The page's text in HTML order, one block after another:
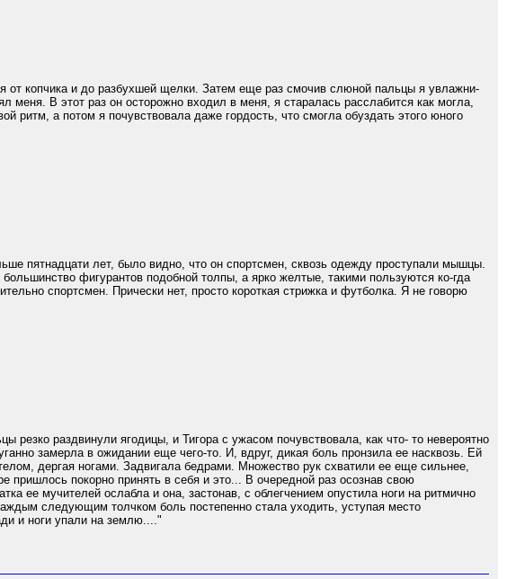
копчика и до разбухшей щелки. Затем еще раз смочив слюной пальцы я увлажни-
меня. В этот раз он осторожно входил в меня, я старалась расслабится как могла,
ритм, а потом я почувствовала даже гордость, что смогла обуздать этого юного
пятнадцати лет, было видно, что он спортсмен, сквозь одежду проступали мышцы.
фигурантов подобной толпы, а ярко желтые, такими пользуются ко-гда
спортсмен. Прически нет, просто короткая стрижка и футболка. Я не говорю
раздвинули ягодицы, и Тигора с ужасом почувствовала, как что- то невероятно
замерла в ожидании еще чего-то. И, вдруг, дикая боль пронзила ее насквозь. Ей
дергая ногами. Задвигала бедрами. Множество рук схватили ее еще сильнее,
пришлось покорно принять в себя и это... В очередной раз осознав свою
ее мучителей ослабла и она, застонав, с облегчением опустила ноги на ритмично
следующим толчком боль постепенно стала уходить, уступая место
и ноги упали на землю...."